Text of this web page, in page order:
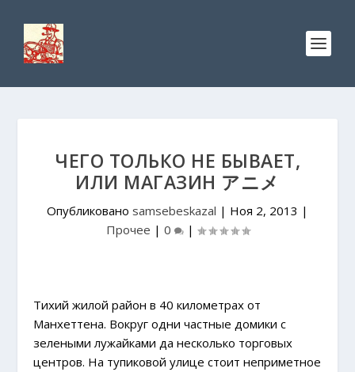
ЧЕГО ТОЛЬКО НЕ БЫВАЕТ,
ИЛИ МАГАЗИН アニメ
Опубликовано samsebeskazal | Ноя 2, 2013 |
Прочее | 0 |
Тихий жилой район в 40 километрах от
Манхеттена. Вокруг одни частные домики с
зелеными лужайками да несколько торговых
центров. На тупиковой улице стоит неприметное